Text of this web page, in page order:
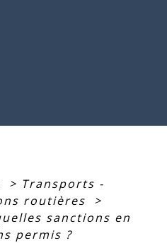
> Transports -
routières
>
sanctions en
permis ?